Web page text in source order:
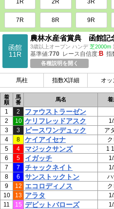
1R 2R 3R
7R 8R 9R
函館
11R
農林水産省賞典 函館記
3歳以上オープン ハンデ 芝2000m
基準値:770 レース自信度:B 指
各種説明を開く
馬柱 指数X詳細 オッ
着
順
馬
番
馬名 着
1 2 ファウストラーゼン
2
10 ケリフレッドアスク
3
3 ピースワンデュック ア
4
8 ケイアイセナ
5
4 マジックサンズ 1
6
5 イガッチ
7
7 チャックネイト
8
6 サンストックトン ハ
9
12 エコロディノス
10
13 アラタ
11
15 デビットバローズ